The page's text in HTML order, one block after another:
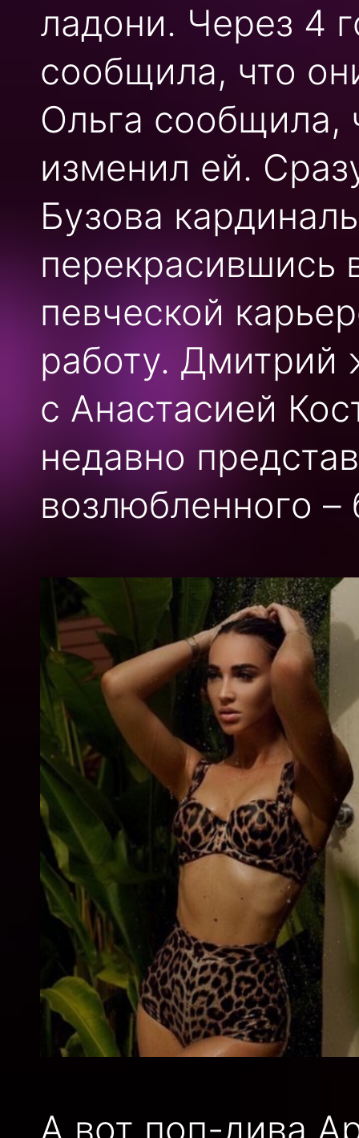
ладони. Через 4
сообщила, что
Ольга сообщила,
изменил ей.
Бузова
перекрасившись
певческой
работу. Дмитрий
с Анастасией
недавно
возлюбленного –
А вот поп-дива